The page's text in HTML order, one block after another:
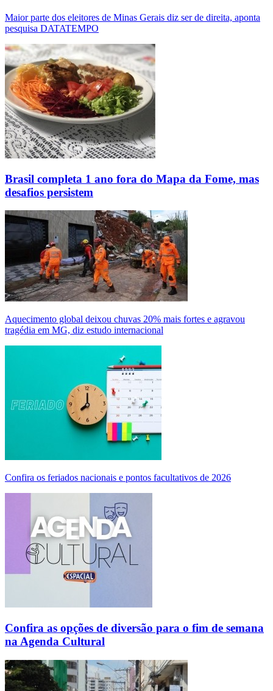
Maior parte dos eleitores de Minas Gerais diz ser de direita, aponta
pesquisa DATATEMPO
Brasil completa 1 ano fora do Mapa da Fome, mas
desafios persistem
Aquecimento global deixou chuvas 20% mais fortes e agravou
tragédia em MG, diz estudo internacional
Confira os feriados nacionais e pontos facultativos de 2026
Confira as opções de diversão para o fim de semana
na Agenda Cultural